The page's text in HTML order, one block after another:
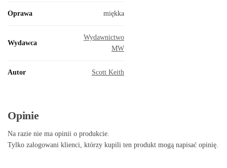
Oprawa miękka
Wydawca
Wydawnictwo
MW
Autor Scott Keith
Opinie
Na razie nie ma opinii o produkcie.
Tylko zalogowani klienci, którzy kupili ten produkt mogą napisać opinię.